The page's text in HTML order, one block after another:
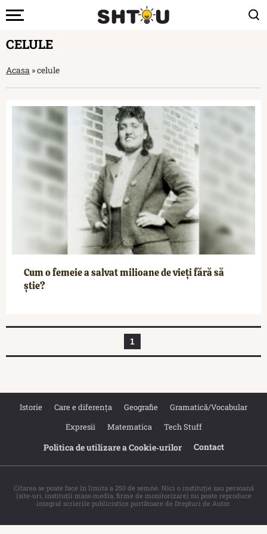
CELULE
Acasa »celule
Cum o femeie a salvat milioane de vieți fără să
știe?
1
Istorie Care e diferența Geografie
Gramatică/Vocabular
Expresii
Matematica Tech Stuff
Politica de utilizare a Cookie‐urilor Contact
Citarea se poate face în limita a 250 de semne. Nici o instituţie sau persoană
(site-uri, instituţii mass-media, firme de monitorizare) nu poate reproduce
integral scrierile publicistice purtătoare de Drepturi de Autor.